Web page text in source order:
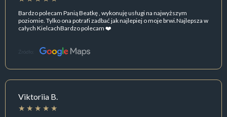
Bardzo polecam Panią Beatkę , wykonuję usługi na najwyższym
poziomie. Tylko ona potrafi zadbać jak najlepiej o moje brwi.Najlepsza w
całych KielcachBardzo polecam ❤️
Źródło:
Viktoriia B.